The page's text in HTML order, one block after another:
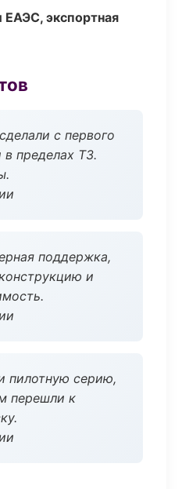
экспортная
с первого
в пределах ТЗ.
поддержка,
и
пилотную серию,
перешли к